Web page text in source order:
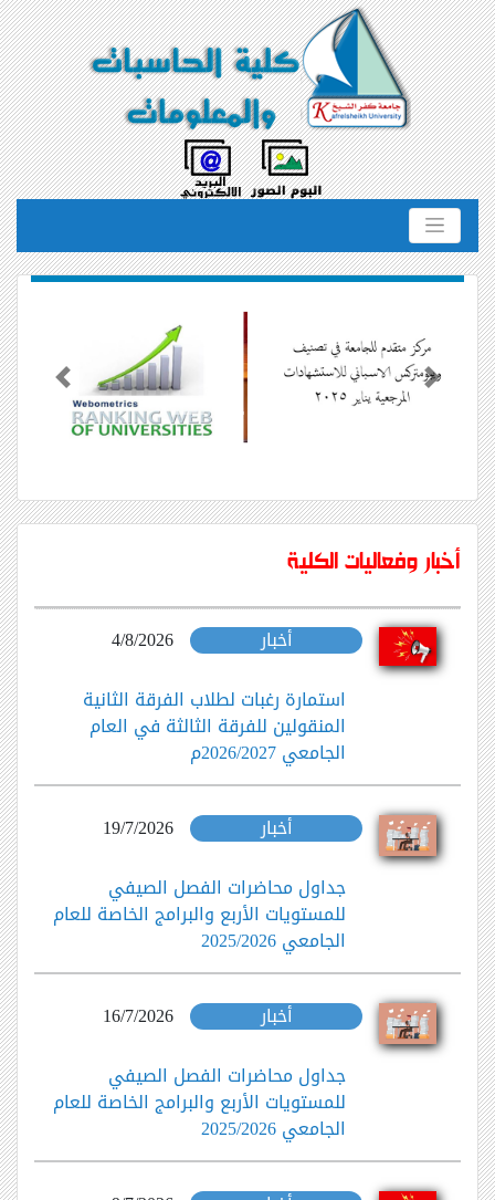
Previous Next
أخبار وفعاليات الكلية
أخبار
4/8/2026
استمارة رغبات لطلاب الفرقة الثانية
المنقولين للفرقة الثالثة في العام
الجامعي 2026/2027م
أخبار
19/7/2026
جداول محاضرات الفصل الصيفي
للمستويات الأربع والبرامج الخاصة للعام
الجامعي 2025/2026
أخبار
16/7/2026
جداول محاضرات الفصل الصيفي
للمستويات الأربع والبرامج الخاصة للعام
الجامعي 2025/2026